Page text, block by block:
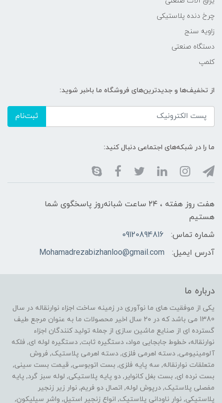
چرخ دنده پلاستیکی
زاویه سنج
دستگاه صنعتی
کلمپ
از تخفیف‌ها و جدیدترین‌های فروشگاه ما باخبر شوید:
ثبت‌نام
ما را در شبکه‌های اجتماعی دنبال کنید:
هفت روز هفته ، ۲۴ ساعت شبانه‌روز پاسخگوی شما
هستیم
شماره تماس:
09120894816
آدرس ایمیل:
Mohamadrezabizhanloo@gmail.com
درباره ما
یکی از موفقیت های ما نوآوری در زمینه ساخت اجزاء نوارنقاله در سال
1380 می باشد که در ۲۰ سال اخیر محصولات ما به عنوان مرجع طیف
گسترده ای از صنایع ماشین سازی از جمله تولید کنندگان اجزاء
نوارنقاله، خطوط جابجایی مواد، دستگیره ثابت, دستگیره لوله ای, فلکه
آلومینیومی, دسته اهرمی فلزی, دسته اهرمی پلاستیک, فروش
متعلقات نوارنقاله, سه پایه فلزی, بست اتوبوسی, قیمت بست سینی,
بست نرده ای, بست بغل کانوایر, دو پایه پلاستیکی, لوله سبز گرد, پایه
مفصلی پلاستیک, درپوش لوله, اتصال دو فریم, نوار زیر زنجیر
پلاستیکی, نوار ناودانی پلاستیک, انواع زنجیر استیل, واشر سیلیکون,